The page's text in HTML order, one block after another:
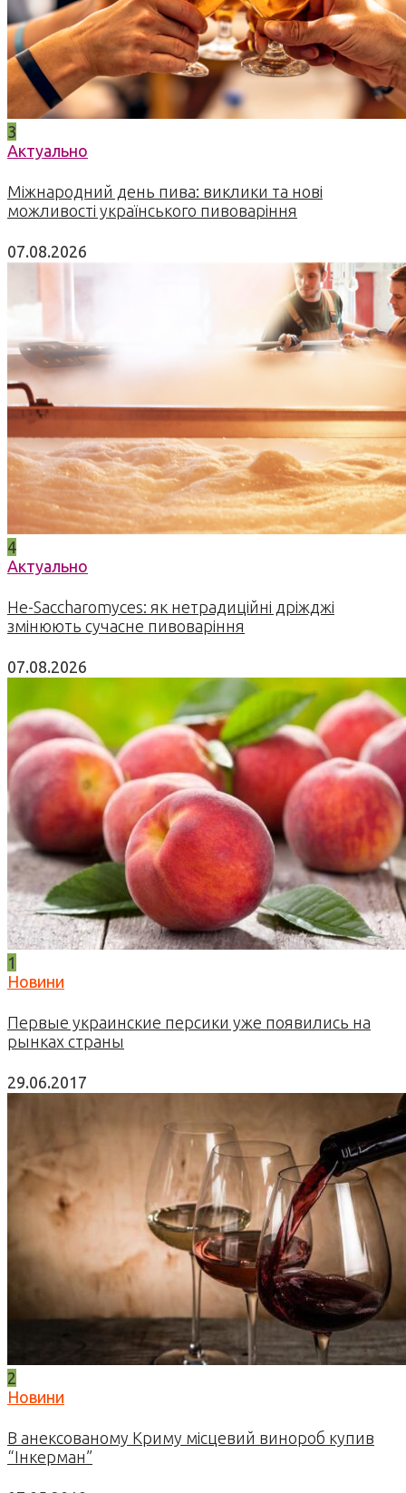
3
Актуально
Міжнародний день пива: виклики та нові
можливості українського пивоваріння
07.08.2026
4
Актуально
Не-Saccharomyces: як нетрадиційні дріжджі
змінюють сучасне пивоваріння
07.08.2026
1
Новини
Первые украинские персики уже появились на
рынках страны
29.06.2017
2
Новини
В анексованому Криму місцевий винороб купив
“Інкерман”